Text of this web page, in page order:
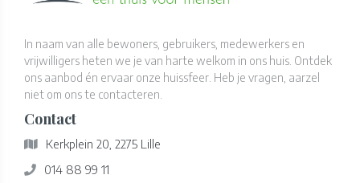
In naam van alle bewoners, gebruikers, medewerkers en
vrijwilligers heten we je van harte welkom in ons huis. Ontdek
ons aanbod én ervaar onze huissfeer. Heb je vragen, aarzel
niet om ons te contacteren.
Contact
Kerkplein 20, 2275 Lille
014 88 99 11